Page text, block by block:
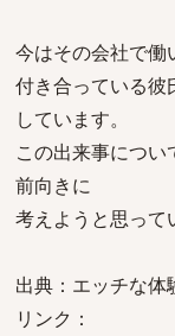
今はその会社で働
付き合っている彼
しています。
この出来事につ
前向きに
考えようと思って
出典：エッチな体
リンク：